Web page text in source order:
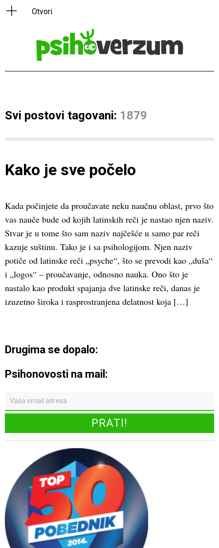
Svi postovi tagovani: 1879
Kako je sve počelo
Kada počinjete da proučavate neku naučnu oblast, prvo što
vas nauče bude od kojih latinskih reči je nastao njen naziv.
Stvar je u tome što sam naziv najčešće u samo par reči
kazuje suštinu. Tako je i sa psihologijom. Njen naziv
potiče od latinske reči „psyche“, što se prevodi kao „duša“
i „logos“ – proučavanje, odnosno nauka. Ono što je
nastalo kao produkt spajanja dve latinske reči, danas je
izuzetno široka i rasprostranjena delatnost koja […]
Drugima se dopalo:
Psihonovosti na mail: